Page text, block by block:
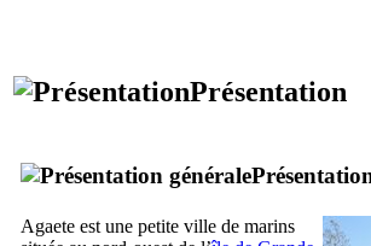
Présentation
Agaete est une petite ville de marins